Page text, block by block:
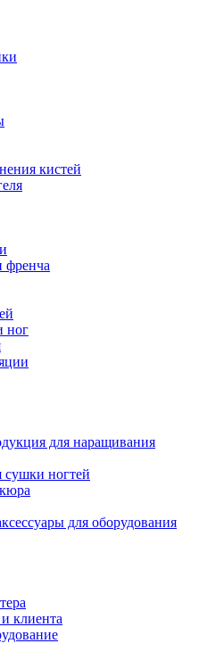
кистей
френча
ног
для наращивания
ногтей
для оборудования
клиента